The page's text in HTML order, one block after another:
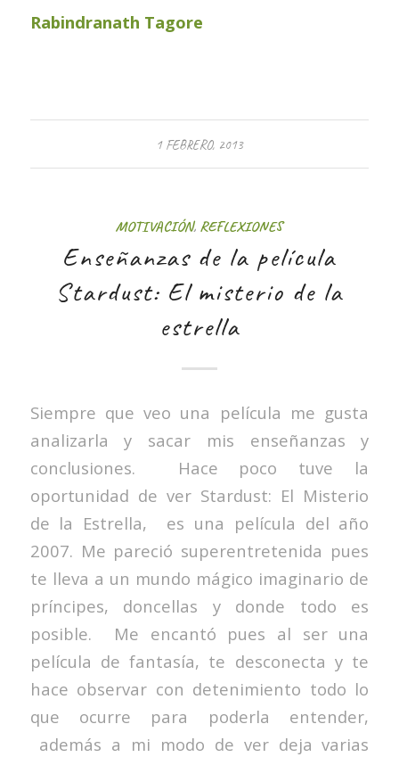
Rabindranath Tagore
1 FEBRERO, 2013
MOTIVACIÓN, REFLEXIONES
Enseñanzas de la película
Stardust: El misterio de la
estrella
Siempre que veo una película me gusta
analizarla y sacar mis enseñanzas y
conclusiones. Hace poco tuve la
oportunidad de ver Stardust: El Misterio
de la Estrella, es una película del año
2007. Me pareció superentretenida pues
te lleva a un mundo mágico imaginario de
príncipes, doncellas y donde todo es
posible. Me encantó pues al ser una
película de fantasía, te desconecta y te
hace observar con detenimiento todo lo
que ocurre para poderla entender,
además a mi modo de ver deja varias